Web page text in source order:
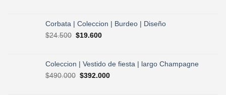
era:
$30.990.
es:
Corbata | Coleccion | Burdeo | Diseño
$24.500 El
era:
$24.500.
$19.600El
es:
Coleccion | Vestido de fiesta | largo Champagne
$490.000 El
$392.000El